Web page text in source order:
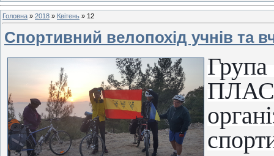
Головна » 2018 » Квітень » 12
Спортивний велопохід учнів та